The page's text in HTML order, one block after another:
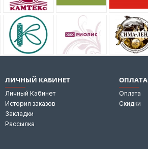
ЛИЧНЫЙ КАБИНЕТ
Личный Кабинет
История заказов
Закладки
Рассылка
ОПЛАТА
Оплата
Скидки